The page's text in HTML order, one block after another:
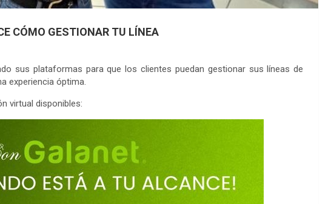
CÓMO GESTIONAR TU LÍNEA
sus plataformas para que los clientes puedan gestionar sus líneas de
experiencia óptima.
virtual disponibles: